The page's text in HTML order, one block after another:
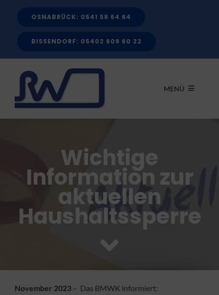
OSNABRÜCK: 0541 58 64 64
BISSENDORF: 05402 609 60 22
MENÜ
LEISTUNGEN
FÖRDERMITTEL
FACHBETRIEB
Jobs
Wichtige
Information zur
aktuellen
Haushaltssperre
November 2023– Das BMWK informiert: